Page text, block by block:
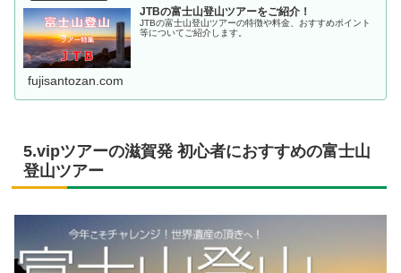
JTBの富士山登山ツアーをご紹介！
JTBの富士山登山ツアーの特徴や料金、おすすめポイント
等についてご紹介します。
fujisantozan.com
5.vipツアーの滋賀発 初心者におすすめの富士山
登山ツアー